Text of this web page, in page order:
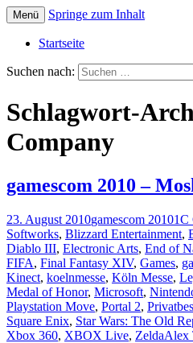
Der Dritte Spieler
Menü Springe zum Inhalt
Startseite
Suchen nach:
Schlagwort-
Company
gamescom 2010 –
23. August 2010gamescom 20101C
Softworks, Blizzard Entertainment,
Diablo III, Electronic Arts, End of
FIFA, Final Fantasy XIV, Games,
Kinect, koelnmesse, Köln Messe,
Medal of Honor, Microsoft,
Playstation Move, Portal 2,
Square Enix, Star Wars: The Old
Xbox 360, XBOX Live, ZeldaAlex